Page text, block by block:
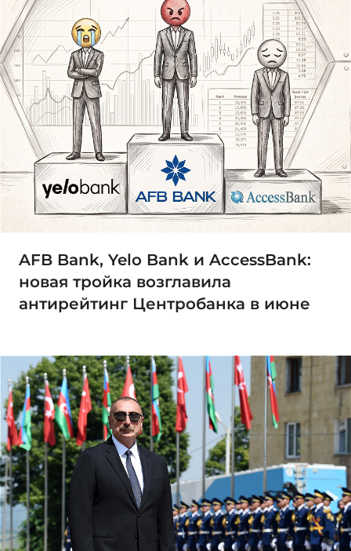
AFB Bank, Yelo Bank и AccessBank:
новая тройка возглавила
антирейтинг Центробанка в июне